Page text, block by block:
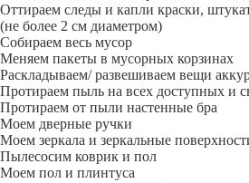
Оттираем следы и капли краски,
(не более 2 см диаметром)
Собираем весь мусор
Меняем пакеты в мусорных корзинах
Раскладываем/ развешиваем вещи
Протираем пыль на всех доступных и
Протираем от пыли настенные бра
Моем дверные ручки
Моем зеркала и зеркальные
Пылесосим коврик и пол
Моем пол и плинтуса